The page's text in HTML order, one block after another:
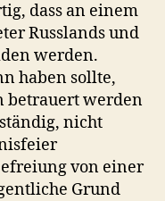
dass an einem
Russlands und
werden.
haben sollte,
betrauert werden
nicht
von einer
Grund